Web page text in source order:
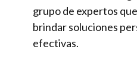
grupo de expertos
brindar soluciones
efectivas.